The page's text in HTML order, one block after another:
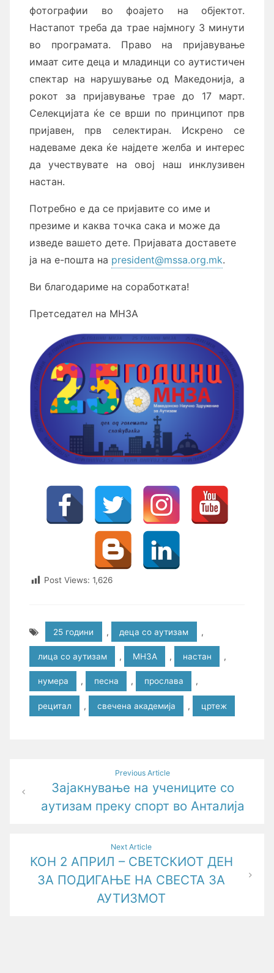
фотографии во фоајето на објектот.
Настапот треба да трае најмногу 3 минути
во програмата. Право на пријавување
имаат сите деца и младинци со аутистичен
спектар на нарушување од Македонија, а
рокот за пријавување трае до 17 март.
Селекцијата ќе се врши по принципот прв
пријавен, прв селектиран. Искрено се
надеваме дека ќе најдете желба и интерес
да учествувате на овој наш инклузивен
настан.
Потребно е да се пријавите со име и
презиме и каква точка сака и може да
изведе вашето дете. Пријавата доставете
ја на е-пошта на president@mssa.org.mk.
Ви благодариме на соработката!
Претседател на МНЗА
Post Views: 1,626
25 години , деца со аутизам ,
лица со аутизам , МНЗА , настан ,
нумера , песна , прослава ,
рецитал , свечена академија , цртеж
navigation
Previous Article
Зајакнување на учениците со
аутизам преку спорт во Анталија
Next Article
КОН 2 АПРИЛ – СВЕТСКИОТ ДЕН
ЗА ПОДИГАЊЕ НА СВЕСТА ЗА
АУТИЗМОТ